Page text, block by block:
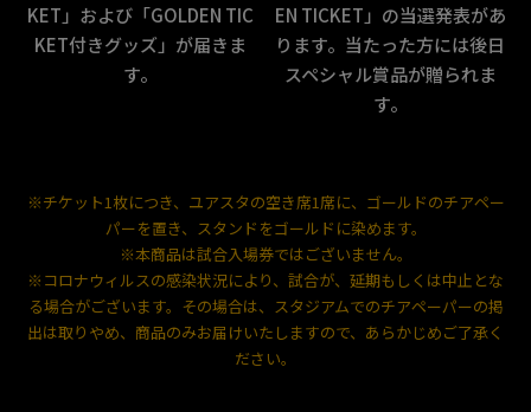
KET」および「GOLDEN TIC
KET付きグッズ」が届きま
す。
EN TICKET」の当選発表があ
ります。当たった方には後日
スペシャル賞品が贈られま
す。
※チケット1枚につき、ユアスタの空き席1席に、ゴールドのチアペー
パーを置き、スタンドをゴールドに染めます。
※本商品は試合入場券ではございません。
※コロナウィルスの感染状況により、試合が、延期もしくは中止とな
る場合がございます。その場合は、スタジアムでのチアペーパーの掲
出は取りやめ、商品のみお届けいたしますので、あらかじめご了承く
ださい。